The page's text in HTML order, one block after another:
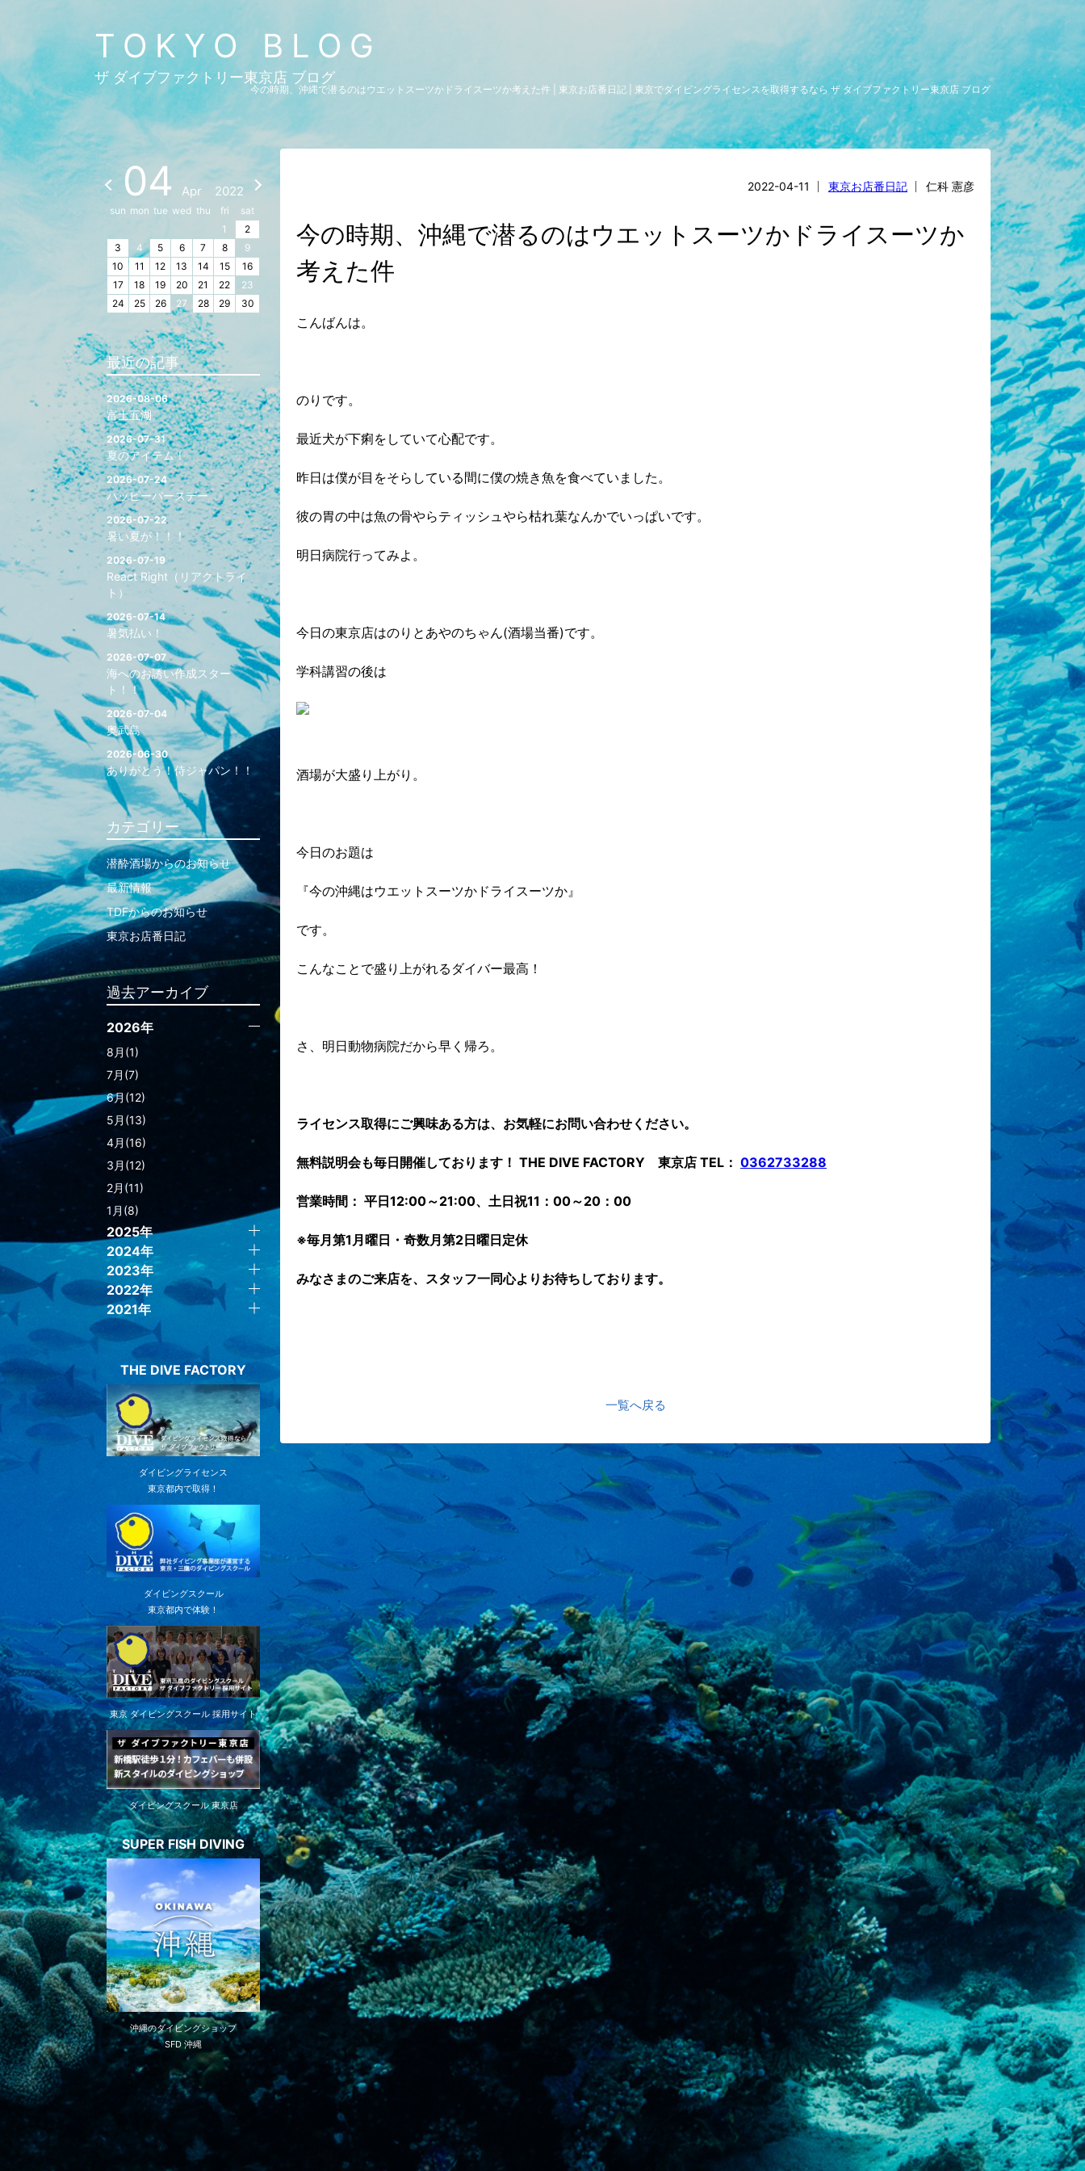
TOKYO BLOG
ザ ダイブファクトリー東京店 ブログ
今の時期、沖縄で潜るのはウエットスーツかドライスーツか考えた件 | 東京お店番日記 | 東京でダイビングライセンスを取得するなら ザ ダイブファクトリー東京店 ブログ
2022-04-11 東京お店番日記 仁科 憲彦
今の時期、沖縄で潜るのはウエットスーツかドライスーツか
考えた件
こんばんは。
のりです。
最近犬が下痢をしていて心配です。
昨日は僕が目をそらしている間に僕の焼き魚を食べていました。
彼の胃の中は魚の骨やらティッシュやら枯れ葉なんかでいっぱいです。
明日病院行ってみよ。
今日の東京店はのりとあやのちゃん(酒場当番)です。
学科講習の後は
酒場が大盛り上がり。
今日のお題は
『今の沖縄はウエットスーツかドライスーツか』
です。
こんなことで盛り上がれるダイバー最高！
さ、明日動物病院だから早く帰ろ。
ライセンス取得にご興味ある方は、お気軽にお問い合わせください。
無料説明会も毎日開催しております！ THE DIVE FACTORY 東京店 TEL： 0362733288
営業時間： 平日12:00～21:00、土日祝11：00～20：00
※毎月第1月曜日・奇数月第2日曜日定休
みなさまのご来店を、スタッフ一同心よりお待ちしております。
一覧へ戻る
04 Apr 2022
sun mon tue wed thu fri
sat
1
2
3
4 5 6 7 8
9
10
11 12 13 14 15
16
17
18 19 20 21 22
23
24
25 26 27 28 29 30
最近の記事
2026-08-06
富士五湖
2026-07-31
夏のアイテム！
2026-07-24
ハッピーバースデー
2026-07-22
暑い夏が！！！
2026-07-19
React Right（リアクトライ
ト）
2026-07-14
暑気払い！
2026-07-07
海へのお誘い作成スター
ト！！
2026-07-04
奥武島
2026-06-30
ありがとう！侍ジャパン！！
カテゴリー
潜酔酒場からのお知らせ
最新情報
TDFからのお知らせ
東京お店番日記
過去アーカイブ
2026年
8月(1)
7月(7)
6月(12)
5月(13)
4月(16)
3月(12)
2月(11)
1月(8)
2025年
2024年
2023年
2022年
2021年
THE DIVE FACTORY
ダイビングライセンス
東京都内で取得！
ダイビングスクール
東京都内で体験！
東京 ダイビングスクール 採用サイト
ダイビングスクール 東京店
SUPER FISH DIVING
沖縄のダイビングショップ
SFD 沖縄